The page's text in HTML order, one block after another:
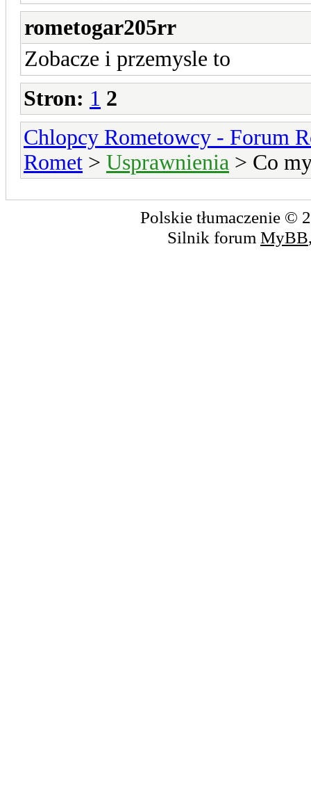
rometogar205rr
Zobacze i przemysle to
Stron: 1 2
Chlopcy Rometowcy - Forum
Romet > Usprawnienia > Co
Polskie tłumaczenie ©
Silnik forum MyBB